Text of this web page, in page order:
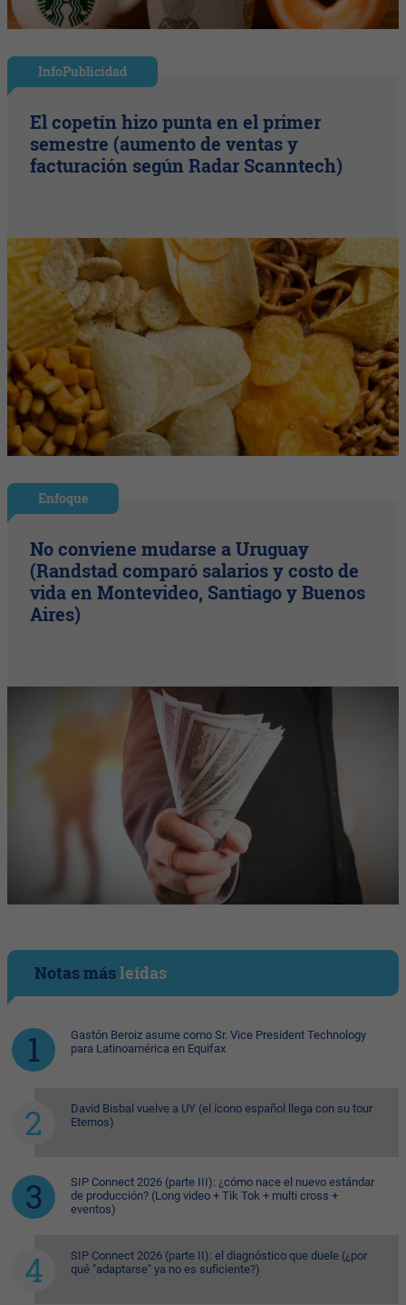
InfoPublicidad
El copetín hizo punta en el primer
semestre (aumento de ventas y
facturación según Radar Scanntech)
Enfoque
No conviene mudarse a Uruguay
(Randstad comparó salarios y costo de
vida en Montevideo, Santiago y Buenos
Aires)
Notas másleídas
Gastón Beroiz asume como Sr. Vice President Technology
para Latinoamérica en Equifax
David Bisbal vuelve a UY (el ícono español llega con su tour
Eternos)
SIP Connect 2026 (parte III): ¿cómo nace el nuevo estándar
de producción? (Long video + Tik Tok + multi cross +
eventos)
SIP Connect 2026 (parte II): el diagnóstico que duele (¿por
qué "adaptarse" ya no es suficiente?)